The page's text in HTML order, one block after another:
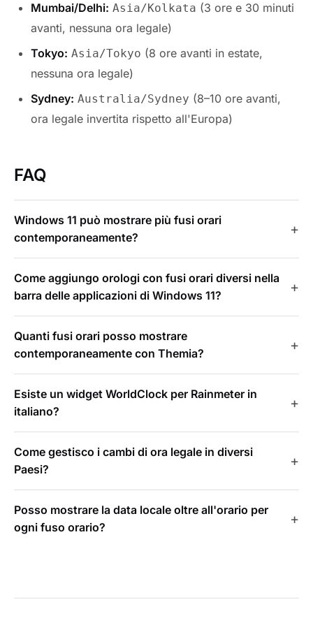
Mumbai/Delhi: Asia/Kolkata (3 ore e 30 minuti
avanti, nessuna ora legale)
Tokyo: Asia/Tokyo (8 ore avanti in estate,
nessuna ora legale)
Sydney: Australia/Sydney (8–10 ore avanti,
ora legale invertita rispetto all'Europa)
FAQ
Windows 11 può mostrare più fusi orari
contemporaneamente?
Come aggiungo orologi con fusi orari diversi nella
barra delle applicazioni di Windows 11?
Quanti fusi orari posso mostrare
contemporaneamente con Themia?
Esiste un widget WorldClock per Rainmeter in
italiano?
Come gestisco i cambi di ora legale in diversi
Paesi?
Posso mostrare la data locale oltre all'orario per
ogni fuso orario?